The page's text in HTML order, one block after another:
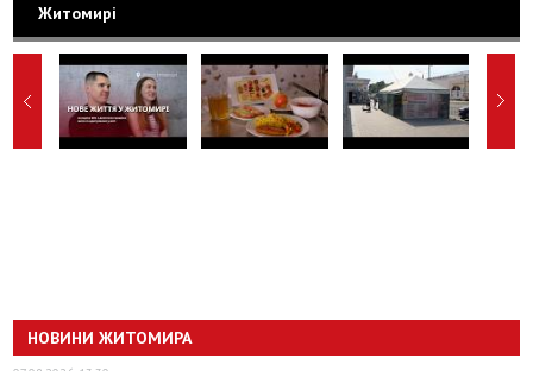
Житомирі
НОВИНИ ЖИТОМИРА